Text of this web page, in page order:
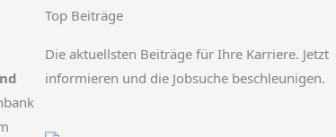
Top Beiträge
Die aktuellsten Beiträge für Ihre Karriere. Jetzt
informieren und die Jobsuche beschleunigen.